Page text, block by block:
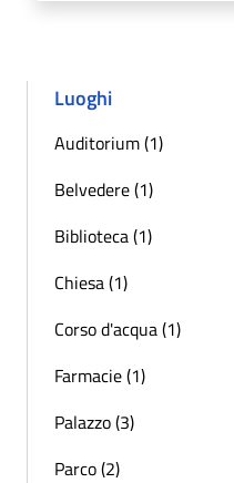
Luoghi
Auditorium (1)
Belvedere (1)
Biblioteca (1)
Chiesa (1)
Corso d'acqua (1)
Farmacie (1)
Palazzo (3)
Parco (2)